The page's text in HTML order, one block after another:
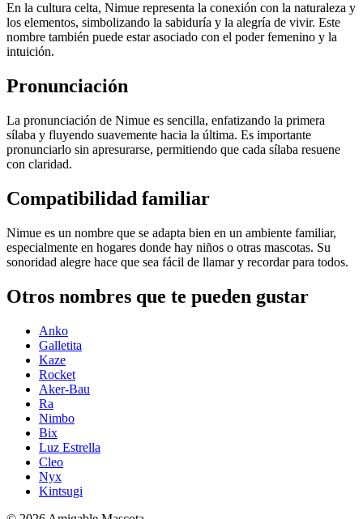
En la cultura celta, Nimue representa la conexión con la naturaleza y
los elementos, simbolizando la sabiduría y la alegría de vivir. Este
nombre también puede estar asociado con el poder femenino y la
intuición.
Pronunciación
La pronunciación de Nimue es sencilla, enfatizando la primera
sílaba y fluyendo suavemente hacia la última. Es importante
pronunciarlo sin apresurarse, permitiendo que cada sílaba resuene
con claridad.
Compatibilidad familiar
Nimue es un nombre que se adapta bien en un ambiente familiar,
especialmente en hogares donde hay niños o otras mascotas. Su
sonoridad alegre hace que sea fácil de llamar y recordar para todos.
Otros nombres que te pueden gustar
Anko
Galletita
Kaze
Rocket
Aker-Bau
Ra
Nimbo
Bix
Luz Estrella
Cleo
Nyx
Kintsugi